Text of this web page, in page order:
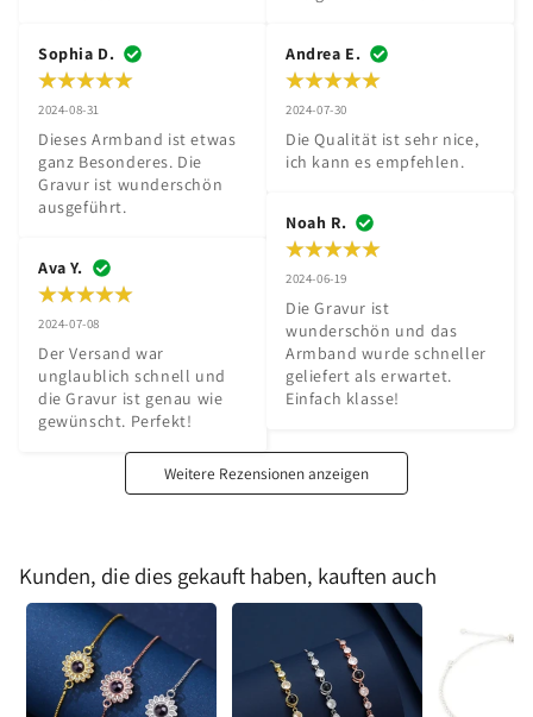
Sophia D.
2024-08-31
Dieses Armband ist etwas
ganz Besonderes. Die
Gravur ist wunderschön
ausgeführt.
Ava Y.
2024-07-08
Der Versand war
unglaublich schnell und
die Gravur ist genau wie
gewünscht. Perfekt!
Andrea E.
2024-07-30
Die Qualität ist sehr nice,
ich kann es empfehlen.
Noah R.
2024-06-19
Die Gravur ist
wunderschön und das
Armband wurde schneller
geliefert als erwartet.
Einfach klasse!
Weitere Rezensionen anzeigen
Kunden, die dies gekauft haben, kauften auch